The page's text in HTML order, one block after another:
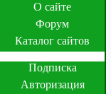
О сайте
Форум
Каталог сайтов
Подписка
Авторизация